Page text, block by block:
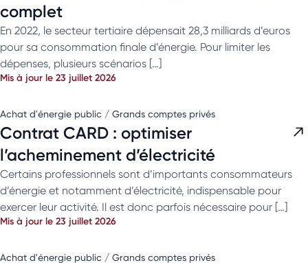
complet
En 2022, le secteur tertiaire dépensait 28,3 milliards d’euros
pour sa consommation finale d’énergie. Pour limiter les
dépenses, plusieurs scénarios […]
Mis à jour le 23 juillet 2026
Achat d'énergie public / Grands comptes privés
Contrat CARD : optimiser
l’acheminement d’électricité
Certains professionnels sont d’importants consommateurs
d’énergie et notamment d’électricité, indispensable pour
exercer leur activité. Il est donc parfois nécessaire pour […]
Mis à jour le 23 juillet 2026
Achat d'énergie public / Grands comptes privés